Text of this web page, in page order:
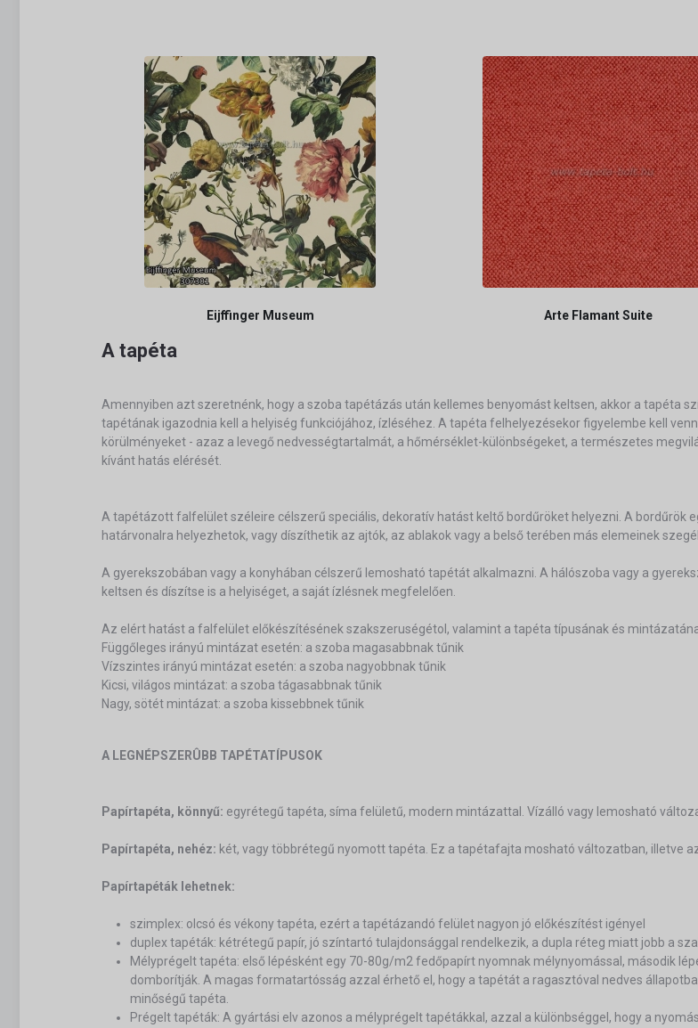
Eijffinger Museum Arte Flamant Suite
A tapéta
Amennyiben azt szeretnénk, hogy a szoba tapétázás után kellemes benyomást keltsen, akkor a tapéta
tapétának igazodnia kell a helyiség funkciójához, ízléséhez. A tapéta felhelyezésekor figyelembe kell
körülményeket - azaz a levegő nedvességtartalmát, a hőmérséklet-különbségeket, a természetes
kívánt hatás elérését.
A tapétázott falfelület széleire célszerű speciális, dekoratív hatást keltő bordűröket helyezni. A bordűrök
határvonalra helyezhetok, vagy díszíthetik az ajtók, az ablakok vagy a belső terében más elemeinek
A gyerekszobában vagy a konyhában célszerű lemosható tapétát alkalmazni. A hálószoba vagy a
keltsen és díszítse is a helyiséget, a saját ízlésnek megfelelően.
Az elért hatást a falfelület előkészítésének szakszeruségétol, valamint a tapéta típusának és
Függőleges irányú mintázat esetén: a szoba magasabbnak tűnik
Vízszintes irányú mintázat esetén: a szoba nagyobbnak tűnik
Kicsi, világos mintázat: a szoba tágasabbnak tűnik
Nagy, sötét mintázat: a szoba kissebbnek tűnik
A LEGNÉPSZERÛBB TAPÉTATÍPUSOK
Papírtapéta, könnyű: egyrétegű tapéta, síma felületű, modern mintázattal. Vízálló vagy lemosható
Papírtapéta, nehéz: két, vagy többrétegű nyomott tapéta. Ez a tapétafajta mosható változatban, illetve
Papírtapéták lehetnek:
szimplex: olcsó és vékony tapéta, ezért a tapétázandó felület nagyon jó előkészítést igényel
duplex tapéták: kétrétegű papír, jó színtartó tulajdonsággal rendelkezik, a dupla réteg miatt jobb a
Mélyprégelt tapéta: első lépésként egy 70-80g/m2 fedőpapírt nyomnak mélynyomással, második
domborítják. A magas formatartósság azzal érhető el, hogy a tapétát a ragasztóval nedves
minőségű tapéta.
Prégelt tapéták: A gyártási elv azonos a mélyprégelt tapétákkal, azzal a különbséggel, hogy a